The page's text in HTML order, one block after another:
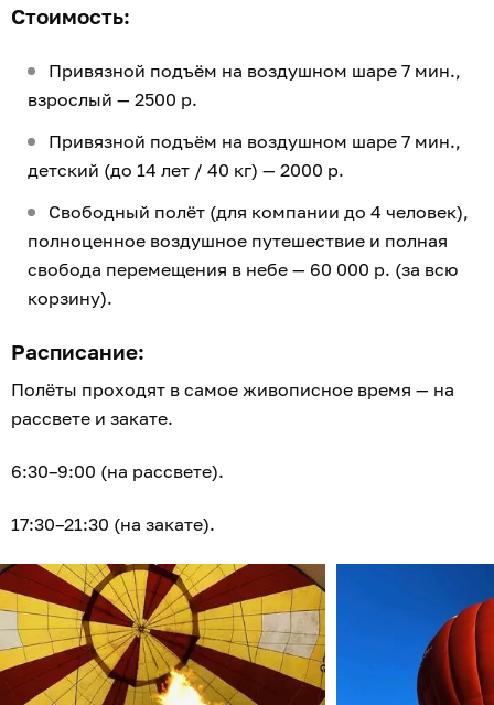
Стоимость:
Привязной подъём на воздушном шаре 7 мин.,
взрослый — 2500 р.
Привязной подъём на воздушном шаре 7 мин.,
детский (до 14 лет / 40 кг) — 2000 р.
Свободный полёт (для компании до 4 человек),
полноценное воздушное путешествие и полная
свобода перемещения в небе — 60 000 р. (за всю
корзину).
Расписание:
Полёты проходят в самое живописное время — на
рассвете и закате.
6:30–9:00 (на рассвете).
17:30–21:30 (на закате).